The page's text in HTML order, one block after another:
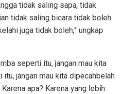
tidak saling sapa, tidak
tidak saling bicara tidak boleh.
juga tidak boleh,” ungkap
seperti itu, jangan mau kita
jangan mau kita dipecahbelah
apa? Karena yang lebih